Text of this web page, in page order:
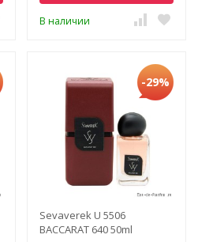
В наличии
-29%
Sevaverek U 5506
BACCARAT 640 50ml